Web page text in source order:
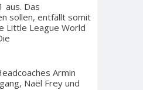
aus. Das
sollen, entfällt somit
Little League World
Armin
Naël Frey und